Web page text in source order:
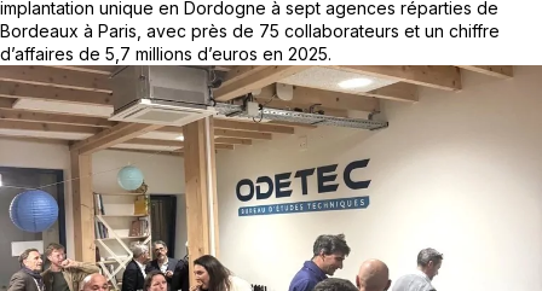
implantation unique en Dordogne à sept agences réparties de
Bordeaux à Paris, avec près de 75 collaborateurs et un chiffre
d’affaires de 5,7 millions d’euros en 2025.